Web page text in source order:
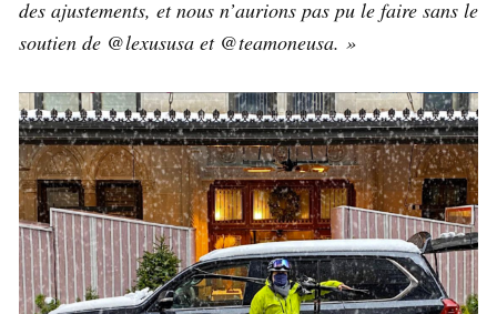
des ajustements, et nous n’aurions pas pu le faire sans le
soutien de @lexususa et @teamoneusa. »